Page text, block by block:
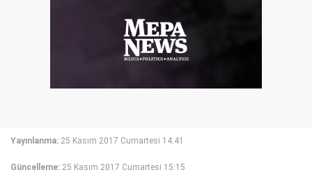
Yayınlanma: 25 Kasım 2017 Cumartesi 14:41
Güncelleme: 25 Kasım 2017 Cumartesi 15:15